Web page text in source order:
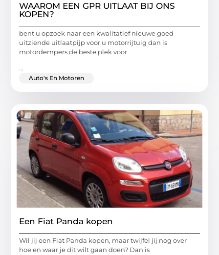
WAAROM EEN GPR UITLAAT BIJ ONS
KOPEN?
bent u opzoek naar een kwalitatief nieuwe goed
uitziende uitlaatpijp voor u motorrijtuig dan is
motordempers de beste plek voor
...
Auto's En Motoren
Een Fiat Panda kopen
Wil jij een Fiat Panda kopen, maar twijfel jij nog over
hoe en waar je dit wilt gaan doen? Dan is